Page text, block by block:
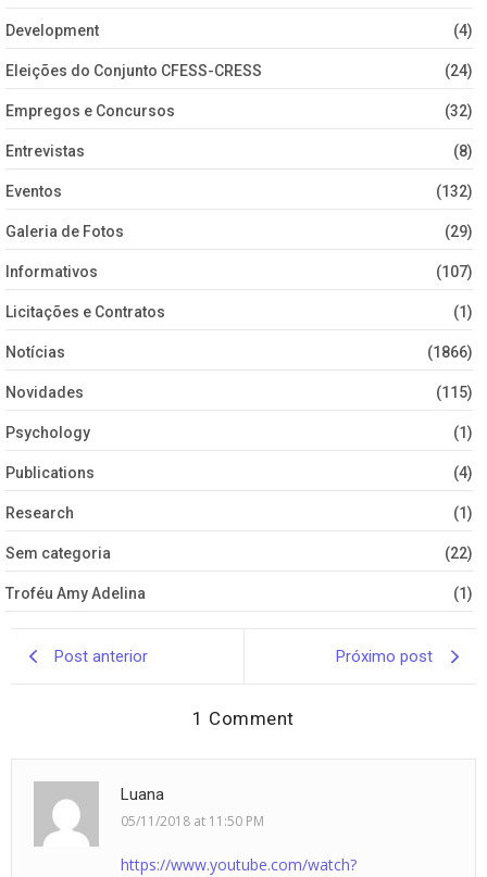
Development (4)
Eleições do Conjunto CFESS-CRESS (24)
Empregos e Concursos (32)
Entrevistas (8)
Eventos (132)
Galeria de Fotos (29)
Informativos (107)
Licitações e Contratos (1)
Notícias (1866)
Novidades (115)
Psychology (1)
Publications (4)
Research (1)
Sem categoria (22)
Troféu Amy Adelina (1)
Post anterior Próximo post
1 Comment
Luana
05/11/2018 at 11:50 PM
https://www.youtube.com/watch?